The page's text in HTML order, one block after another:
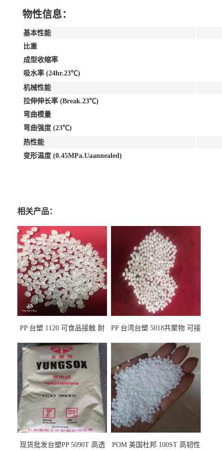
物性信息：
基本性能
比重
成型收缩率
吸水率 (24hr.23℃)
机械性能
拉伸伸长率 (Break.23℃)
弯曲模量
弯曲强度 (23℃)
热性能
变形温度 (0.45MPa.Uaannealed)
相关产品：
PP 台塑 1120 可食品接触 耐
PP 台湾台塑 5018共聚物 可接
现货批发台塑PP 5090T 高透 POM 美国杜邦 100ST 高韧性